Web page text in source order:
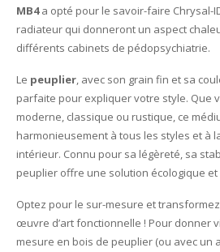
MB4a opté pour le savoir-faire Chrysal-
radiateur qui donneront un aspect
différents cabinets de pédopsychiatrie.
Le peuplier, avec son grain fin et sa
parfaite pour expliquer votre style. Que
moderne, classique ou rustique, ce
harmonieusement à tous les styles et à
intérieur. Connu pour sa légèreté, sa
peuplier offre une solution écologique et
Optez pour le sur-mesure et
œuvre d’art fonctionnelle ! Pour donner
mesure en bois de peuplier (ou avec un